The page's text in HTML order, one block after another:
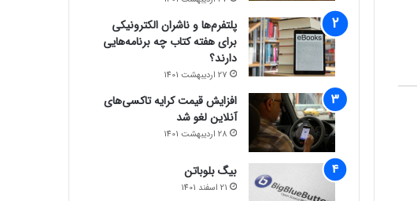
پلتفرم‌ها و ناشران الکترونیکی
برای هفته کتاب چه برنامه‌هایی
دارند؟
27 اردیبهشت 1401
افزایش قیمت کرایه تاکسی‌های
آنلاین لغو شد
28 اردیبهشت 1401
بیگ بلوباتن
21 اسفند 1401